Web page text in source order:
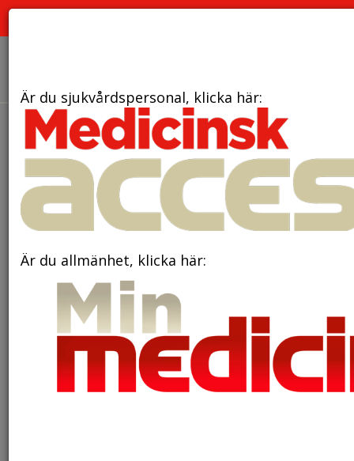
den 11 juni 2025
Svåra
barndomsupplevelser kan öka
risken för endometrios
Foto: Canstock, arkiv.
En ny studie från Karolinska Institutet med
Är du sjukvårdspersonal, klicka här:
Är du allmänhet, klicka här: